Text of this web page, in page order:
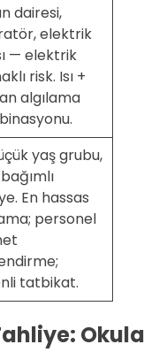
dairesi,
elektrik
— elektrik
risk. Isı +
algılama
yaş grubu,
En hassas
personel
tatbikat.
Okula